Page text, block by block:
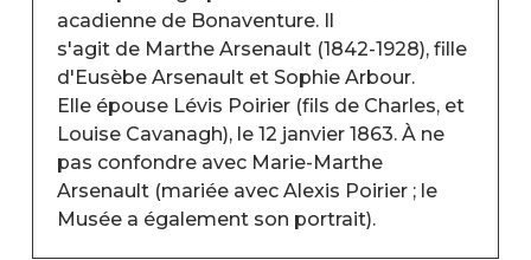
acadienne de Bonaventure. Il
s'agit de Marthe Arsenault (1842-1928), fille
d'Eusèbe Arsenault et Sophie Arbour.
Elle épouse Lévis Poirier (fils de Charles, et
Louise Cavanagh), le 12 janvier 1863. À ne
pas confondre avec Marie-Marthe
Arsenault (mariée avec Alexis Poirier ; le
Musée a également son portrait).